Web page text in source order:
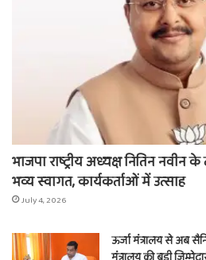
भाजपा राष्ट्रीय अध्यक्ष नितिन
भव्य स्वागत, कार्यकर्ताओं में उत्साह
July 4, 2026
ऊर्जा मंत्रालय से अब